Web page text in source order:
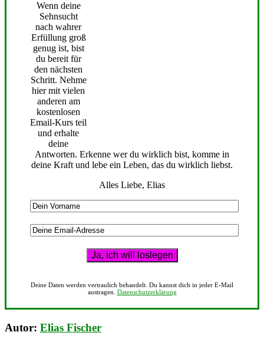
Wenn deine
Sehnsucht
nach wahrer
Erfüllung groß
genug ist, bist
du bereit für
den nächsten
Schritt. Nehme
hier mit vielen
anderen am
kostenlosen
Email-Kurs teil
und erhalte
deine
Antworten. Erkenne wer du wirklich bist, komme in
deine Kraft und lebe ein Leben, das du wirklich liebst.
Alles Liebe, Elias
Deine Daten werden vertraulich behandelt. Du kannst dich in jeder E-Mail
austragen. Datenschutzerklärung
Autor: Elias Fischer